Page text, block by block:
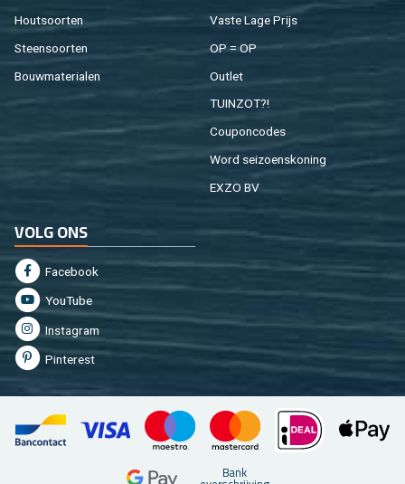
Hout­soor­ten
Steen­soor­ten
Bouw­ma­te­ri­a­len
Vaste Lage Prijs
OP = OP
Out­let
TUIN­ZOT?!
Cou­pon­co­des
Word sei­zoens­ko­ning
EXZO BV
VOLG ONS
Fa­cebook
You­Tu­be
In­st­agram
Pin­te­rest
Bank